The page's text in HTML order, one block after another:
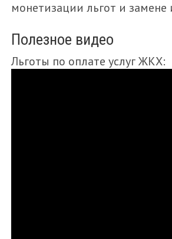
монетизации льгот и замене
Полезное видео
Льготы по оплате услуг ЖКХ: